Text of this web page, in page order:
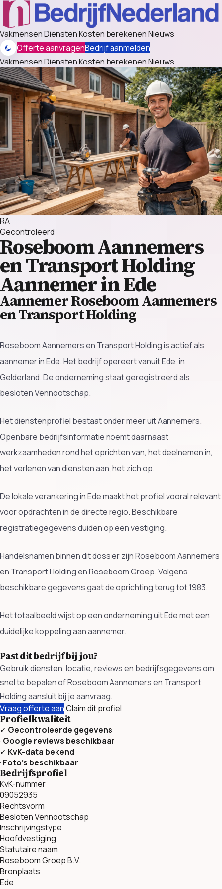
VakmensenDienstenKosten berekenenNieuws
Offerte aanvragenBedrijf aanmelden
VakmensenDienstenKosten berekenenNieuws
RA
Gecontroleerd
Roseboom Aannemers
en Transport Holding
Aannemer in Ede
Aannemer Roseboom Aannemers
en Transport Holding
Roseboom Aannemers en Transport Holding is actief als
aannemer in Ede. Het bedrijf opereert vanuit Ede, in
Gelderland. De onderneming staat geregistreerd als
besloten Vennootschap.
Het dienstenprofiel bestaat onder meer uit Aannemers.
Openbare bedrijfsinformatie noemt daarnaast
werkzaamheden rond het oprichten van, het deelnemen in,
het verlenen van diensten aan, het zich op.
De lokale verankering in Ede maakt het profiel vooral relevant
voor opdrachten in de directe regio. Beschikbare
registratiegegevens duiden op een vestiging.
Handelsnamen binnen dit dossier zijn Roseboom Aannemers
en Transport Holding en Roseboom Groep. Volgens
beschikbare gegevens gaat de oprichting terug tot 1983.
Het totaalbeeld wijst op een onderneming uit Ede met een
duidelijke koppeling aan aannemer.
Past dit bedrijf bij jou?
Gebruik diensten, locatie, reviews en bedrijfsgegevens om
snel te bepalen of Roseboom Aannemers en Transport
Holding aansluit bij je aanvraag.
Vraag offerte aanClaim dit profiel
Profielkwaliteit
✓ Gecontroleerde gegevens
· Google reviews beschikbaar
✓ KvK-data bekend
· Foto’s beschikbaar
Bedrijfsprofiel
KvK-nummer
09052935
Rechtsvorm
Besloten Vennootschap
Inschrijvingstype
Hoofdvestiging
Statutaire naam
Roseboom Groep B.V.
Bronplaats
Ede